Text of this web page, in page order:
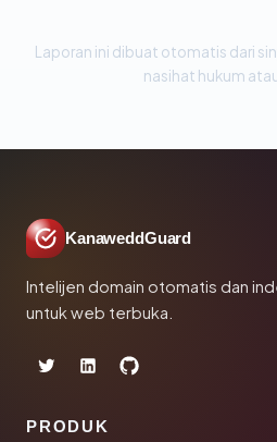
Laporan ini dibuat otomatis dari
nasihat hukum
KanaweddGuard
Intelijen domain otomatis dan
untuk web terbuka.
PRODUK